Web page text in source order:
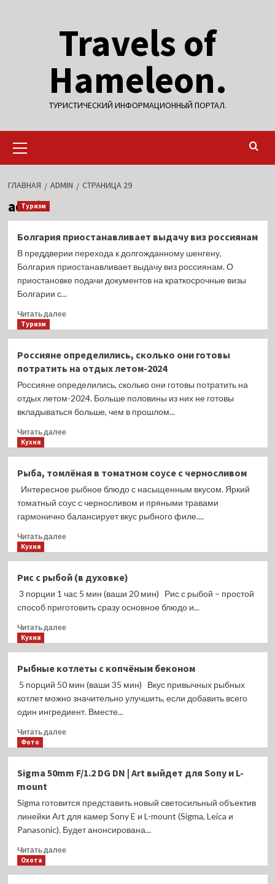
Travels of
Hameleon.
ТУРИСТИЧЕСКИЙ ИНФОРМАЦИОННЫЙ ПОРТАЛ.
меню
ГЛАВНАЯ ADMIN СТРАНИЦА 29
admin
Туризм
Болгария приостанавливает выдачу виз россиянам
В преддверии перехода к долгожданному шенгену,
Болгария приостанавливает выдачу виз россиянам. О
приостановке подачи документов на краткосрочные визы
Болгарии с...
Читать далееПрочитать
приостанавливает
выдачу
виз
россиянам
Туризм
Россияне определились, сколько они готовы
потратить на отдых летом-2024
Россияне определились, сколько они готовы потратить на
отдых летом-2024. Больше половины из них не готовы
вкладываться больше, чем в прошлом...
Читать далееПрочитать
определились,
сколько
они
готовы
потратить
на
Кухня
Рыба, томлёная в томатном соусе с черносливом
Интересное рыбное блюдо с насыщенным вкусом. Яркий
томатный соус с черносливом и пряными травами
гармонично балансирует вкус рыбного филе....
Читать далееПрочитать
томлёная
в
томатном
с
Кухня
Рис с рыбой (в духовке)
3 порции 1 час 5 мин (ваши 20 мин) Рис с рыбой – простой
способ приготовить сразу основное блюдо и...
Читать далееПрочитать
с
рыбой
(в
духовке)
Кухня
Рыбные котлеты с копчёным беконом
5 порций 50 мин (ваши 35 мин) Вкус привычных рыбных
котлет можно значительно улучшить, если добавить всего
один ингредиент. Вместе...
Читать далееПрочитать
котлеты
копчёным
Фото
Sigma 50mm F/1.2 DG DN | Art выйдет для Sony и L-
mount
Sigma готовится представить новый светосильный объектив
линейки Art для камер Sony E и L-mount (Sigma, Leica и
Panasonic). Будет анонсирована...
Читать далееПрочитать
Охота